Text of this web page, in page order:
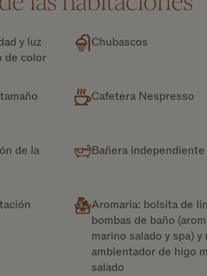
y luz
de color
Chubascos
Cafetera Nespresso
de la
Bañera independiente
Aromaria: bolsita de
bombas de baño
marino salado y spa) y
ambientador de higo
salado